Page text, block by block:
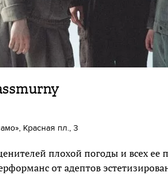
Красная пл., 3
плохой погоды и всех ее
от адептов